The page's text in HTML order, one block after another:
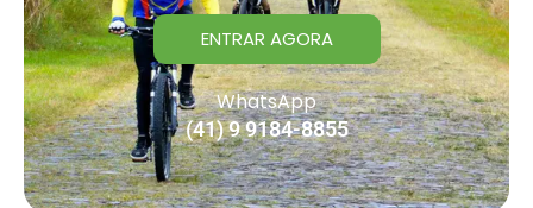
ENTRAR AGORA
WhatsApp
(41) 9 9184-8855